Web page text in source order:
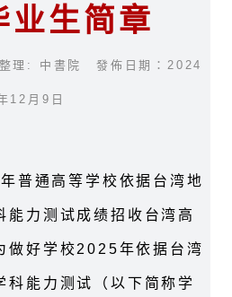
业生简章
理: 中書院 發佈日期：2024
12月9日
普通高等学校依据台湾地
能力测试成绩招收台湾高
做好学校2025年依据台湾
科能力测试（以下简称学